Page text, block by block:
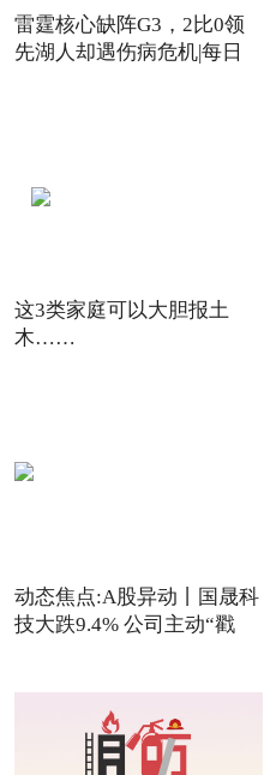
雷霆核心缺阵G3，2比0领
先湖人却遇伤病危机|每日
这3类家庭可以大胆报土
木……
动态焦点:A股异动丨国晟科
技大跌9.4% 公司主动“戳